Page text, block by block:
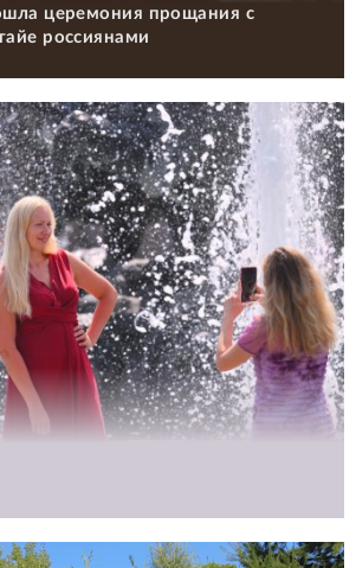
церемония прощания с
россиянами